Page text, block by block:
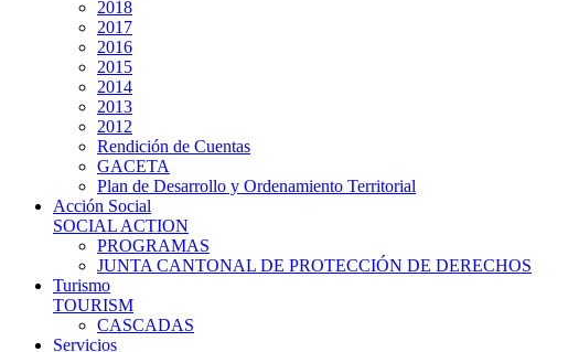
2018
2017
2016
2015
2014
2013
2012
Rendición de Cuentas
GACETA
Plan de Desarrollo y Ordenamiento Territorial
Acción Social
SOCIAL ACTION
PROGRAMAS
JUNTA CANTONAL DE PROTECCIÓN DE DERECHOS
Turismo
TOURISM
CASCADAS
Servicios